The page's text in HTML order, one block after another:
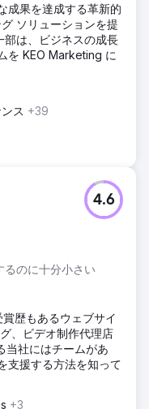
成果を達成する革新的
ソリューションを提
部は、ビジネスの成長
を KEO Marketing に
ス +39
るのに十分小さい
4.6
歴もあるウェブサイ
、ビデオ制作代理店
当社にはチームがあ
支援する方法を知って
+3